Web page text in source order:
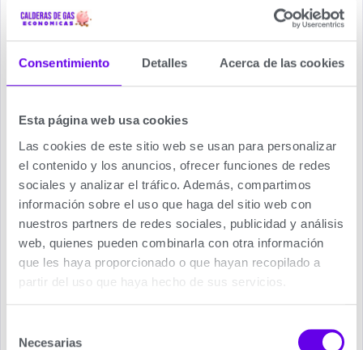
Consentimiento Detalles Acerca de las cookies
Esta página web usa cookies
Las cookies de este sitio web se usan para personalizar
el contenido y los anuncios, ofrecer funciones de redes
sociales y analizar el tráfico. Además, compartimos
información sobre el uso que haga del sitio web con
nuestros partners de redes sociales, publicidad y análisis
web, quienes pueden combinarla con otra información
que les haya proporcionado o que hayan recopilado a
partir del uso que haya hecho de sus servicios.
Necesarias
La interfaz de usuario de la gama de calentadores
atmoMAG Bajo NOx combina estética y facilidad
de uso, lo que permite al usuario comprender la
Mando para el ajuste de la temperatura del agua
caliente.
Mando para el ajuste de la potencia.
Gestión sencilla e intuitiva.
El nuevo atmoMAG es un calentador a gas robusto
y fiable que ofrece funcionamiento estable y
confort óptimo a todos los usuarios.